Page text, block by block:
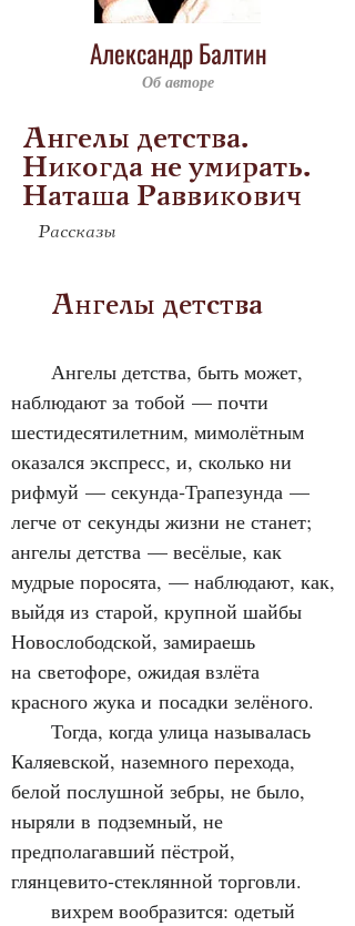
Александр Балтин
Об авторе
Ангелы детства.
Никогда не умирать.
Наташа Раввикович
Рассказы
Ангелы детства
Ангелы детства, быть может,
наблюдают за тобой — почти
шестидесятилетним, мимолётным
оказался экспресс, и, сколько ни
рифмуй — секунда‑Трапезунда —
легче от секунды жизни не станет;
ангелы детства — весёлые, как
мудрые поросята, — наблюдают, как,
выйдя из старой, крупной шайбы
Новослободской, замираешь
на светофоре, ожидая взлёта
красного жука и посадки зелёного.
Тогда, когда улица называлась
Каляевской, наземного перехода,
белой послушной зебры, не было,
ныряли в подземный, не
предполагавший пёстрой,
глянцевито‑стеклянной торговли.
вихрем вообразится: одетый